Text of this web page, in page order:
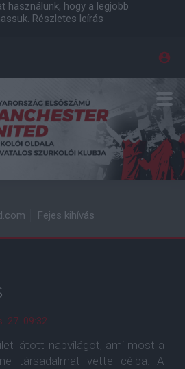
használunk, hogy a legjobb
Részletes leírás
Fejes kihívás
27. 09:32
látott napvilágot, ami most a
társadalmat vette célba. A